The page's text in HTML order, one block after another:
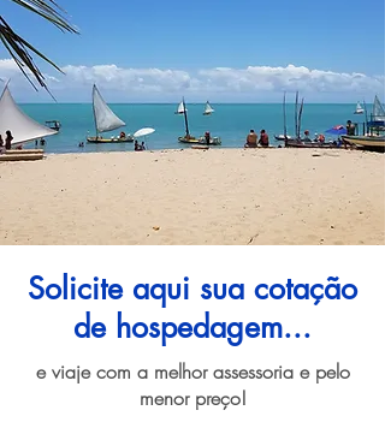
Solicite aqui sua cotação
de hospedagem...
e viaje com a melhor assessoria e pelo
menor preço!